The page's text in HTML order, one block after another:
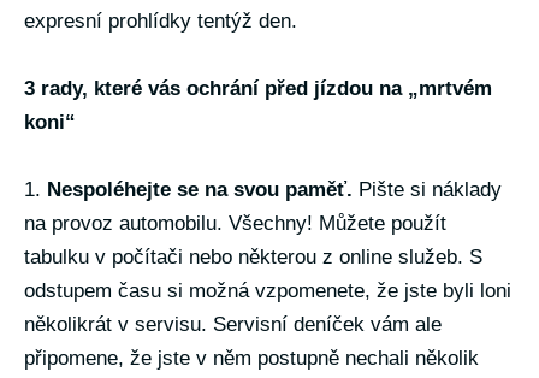
expresní prohlídky tentýž den.
3 rady, které vás ochrání před jízdou na „mrtvém
koni“
1. Nespoléhejte se na svou paměť. Pište si náklady
na provoz automobilu. Všechny! Můžete použít
tabulku v počítači nebo některou z online služeb. S
odstupem času si možná vzpomenete, že jste byli loni
několikrát v servisu. Servisní deníček vám ale
připomene, že jste v něm postupně nechali několik